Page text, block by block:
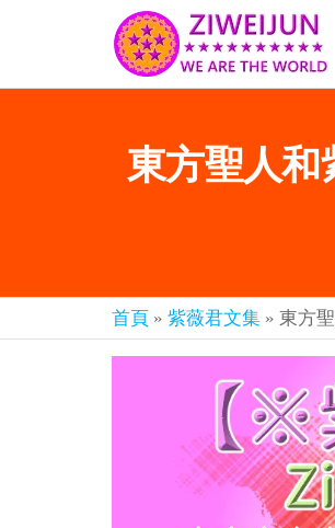
東方聖人和
首頁 » 紫薇君文集 » 東方